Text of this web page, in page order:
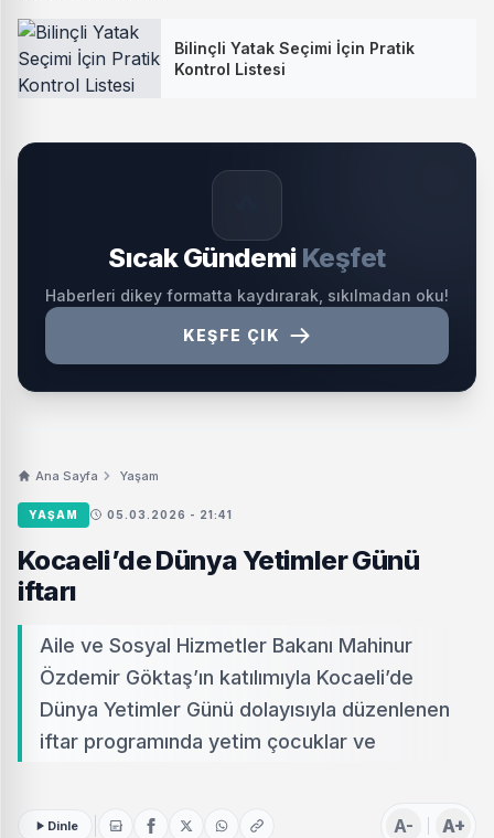
Bilinçli Yatak Seçimi İçin Pratik
Kontrol Listesi
Sıcak Gündemi Keşfet
Haberleri dikey formatta kaydırarak, sıkılmadan oku!
KEŞFE ÇIK
Ana Sayfa Yaşam
YAŞAM 05.03.2026 - 21:41
Kocaeli’de Dünya Yetimler Günü
iftarı
Aile ve Sosyal Hizmetler Bakanı Mahinur
Özdemir Göktaş’ın katılımıyla Kocaeli’de
Dünya Yetimler Günü dolayısıyla düzenlenen
iftar programında yetim çocuklar ve
Dinle A- A+